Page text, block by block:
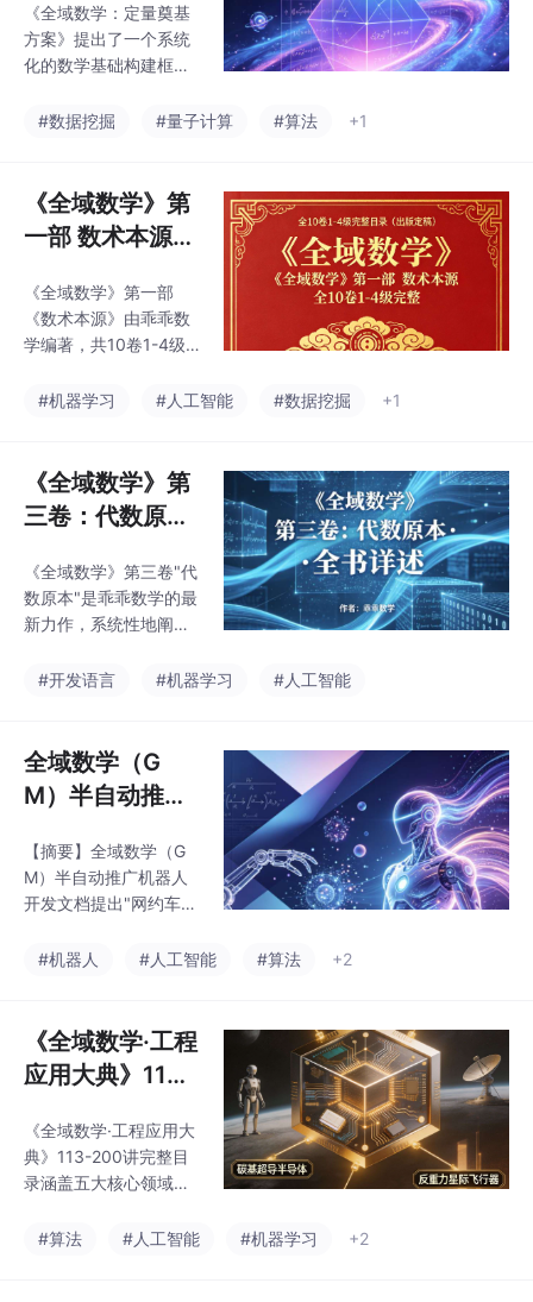
《全域数学：定量奠基
方案》提出了一个系统
化的数学基础构建框
和图示展示，探讨了建
学"旨在为数学领域提供
一个全面的定量化基础
方案，强调数学各分支
整合。文中配图可能涉
及关键概念的可视化呈
现，帮助理解这一奠基
该方案或将为未来数学
#数据挖掘 #量子计算 #算法 +1
《全域数学》第
一部 数术本源
整目录（出版定
稿）
《全域数学》第一部
《数术本源》由乖乖数
学编著，共10卷1-4级
该书系统探讨数学本源
谨的体系结构呈现基础
数学原理，为读者提供
全面的数理知识框架。
#机器学习 #人工智能 #数据挖掘 +1
《全域数学》第
三卷：代数原本
乖数学】
《全域数学》第三卷"代
数原本"是乖乖数学的最
新力作，系统性地阐述
采用严谨的数学推导，
础代数运算到高级代数
概念的完整知识体系。
书中包含大量精心设计
解，既可作为高等数学
教材，也可作为研究参
考。作者通过清晰的逻
现，帮助读者建立起完
不可多得的参考著作
#开发语言 #机器学习 #人工智能
全域数学（G
M）半自动推广
文档
【摘要】全域数学（G
M）半自动推广机器人
开发文档提出"网约车
AI自动化生成文案/海报
作）。文档包含三部分
核心内容：1）技术实现
（Django框架搭建+腾
业模式（自动分佣20%
的闭环体系）；3）72
小时落地计划（分四阶
接-素材生成-商业验
#机器人 #人工智能 #算法 +2
《全域数学·工程
应用大典》113–
录
《全域数学·工程应用大
典》113-200讲完整目
录涵盖五大核心领域：
讲）：聚焦超导产业链
#算法 #人工智能 #机器学习 +2